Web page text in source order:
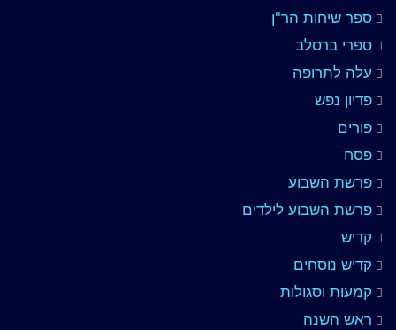
ספר שיחות הר"ן
ספרי ברסלב
עלה לתרופה
פדיון נפש
פורים
פסח
פרשת השבוע
פרשת השבוע לילדים
קדיש
קדיש נוסחים
קמעות וסגולות
ראש השנה